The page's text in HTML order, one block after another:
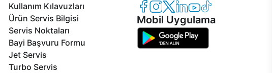
Kullanım Kılavuzları
Ürün Servis Bilgisi
Servis Noktaları
Bayi Başvuru Formu
Jet Servis
Turbo Servis
Casper Facebook
Casper Instagram
Casper Twitter
Casper LinkedIn
Casper YouTube
Casper TikTok
Mobil Uygulama